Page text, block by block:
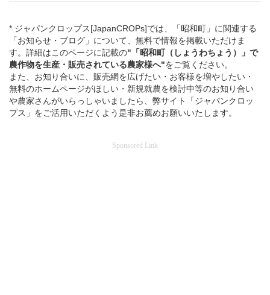
* ジャパンクロップス[JapanCROPs]では、「昭和町」に関連する
「お知らせ・ブログ」について、無料で情報を掲載いただけま
す。詳細はこのページに記載の"「昭和町（しょうわちょう）」 で
農作物を生産・販売されている農家様へ"をご覧ください。
また、お知り合いに、販売網を広げたい・お客様を増やしたい・
無料のホームページがほしい・新規就農を検討中等のお知り合い
や農家さんがいらっしゃいましたら、弊サイト「ジャパンクロッ
プス」をご活用いただくよう是非お薦めお願いいたします。
Sponsored Link